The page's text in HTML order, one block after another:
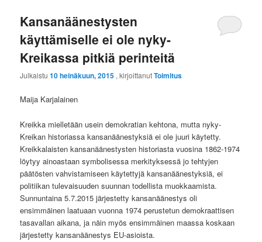
Kansanäänestysten
käyttämiselle ei ole nyky-
Kreikassa pitkiä perinteitä
Julkaistu10 heinäkuun, 2015 , kirjoittanutToimitus
Maija Karjalainen
Kreikka mielletään usein demokratian kehtona, mutta nyky-
Kreikan historiassa kansanäänestyksiä ei ole juuri käytetty.
Kreikkalaisten kansanäänestysten historiasta vuosina 1862-1974
löytyy ainoastaan symbolisessa merkityksessä jo tehtyjen
päätösten vahvistamiseen käytettyjä kansanäänestyksiä, ei
politiikan tulevaisuuden suunnan todellista muokkaamista.
Sunnuntaina 5.7.2015 järjestetty kansanäänestys oli
ensimmäinen laatuaan vuonna 1974 perustetun demokraattisen
tasavallan aikana, ja näin myös ensimmäinen maassa koskaan
järjestetty kansanäänestys EU-asioista.